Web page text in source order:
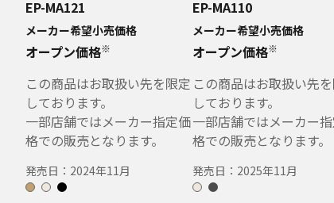
EP-MA121
メーカー希望小売価格
オープン価格※
この商品はお取扱い先を限定
しております。
一部店舗ではメーカー指定価
格での販売となります。
発売日： 2024年11月
EP-MA110
メーカー希望小売価格
オープン価格※
この商品はお取扱い先
しております。
一部店舗ではメーカー
格での販売となります。
発売日： 2025年11月